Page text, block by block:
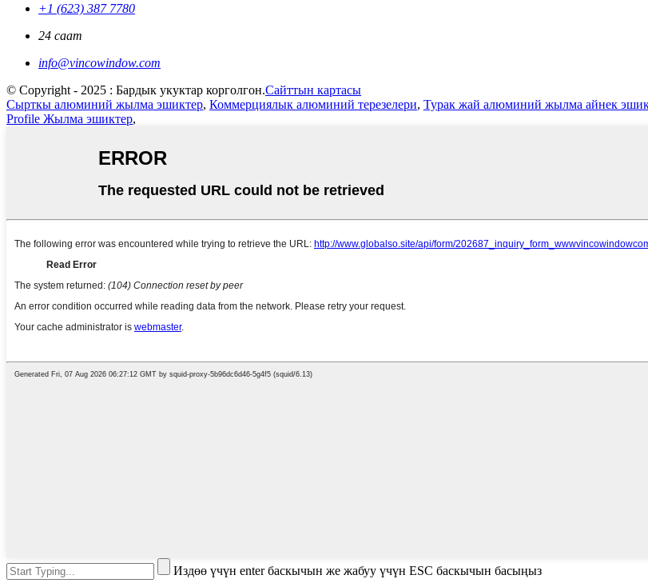
+1 (623) 387 7780
24 саат
info@vincowindow.com
© Copyright - 2025 : Бардык укуктар корголгон.Сайттын картасы
Сырткы алюминий жылма эшиктер, Коммерциялык алюминий терезелери, Турак жай алюминий жылма айнек
Profile Жылма эшиктер,
Издөө үчүн enter баскычын же жабуу үчүн ESC баскычын басыңыз